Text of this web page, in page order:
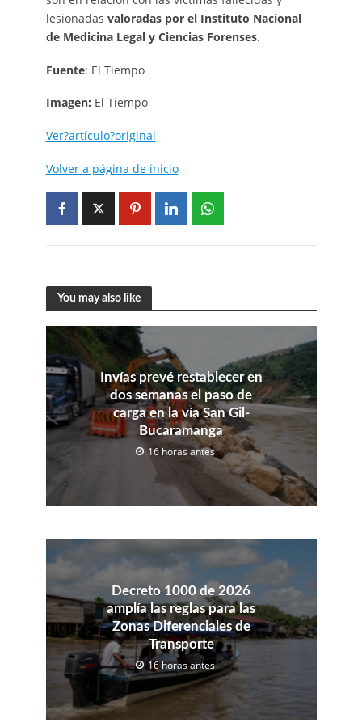
lesionadas valoradas por el Instituto Nacional
de Medicina Legal y Ciencias Forenses.
Fuente: El Tiempo
Imagen: El Tiempo
Ver?artículo?original
Volver a página de inicio
You may also like
Invías prevé restablecer en
dos semanas el paso de
carga en la vía San Gil-
Bucaramanga
16 horas antes
Decreto 1000 de 2026
amplía las reglas para las
Zonas Diferenciales de
Transporte
16 horas antes